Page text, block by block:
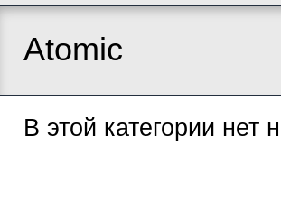
Atomic
В этой категории нет